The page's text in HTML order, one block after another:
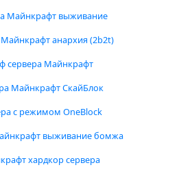
Майнкрафт выживание
анархия (2b2t)
сервера Майнкрафт
Майнкрафт СкайБлок
с режимом OneBlock
выживание бомжа
хардкор сервера